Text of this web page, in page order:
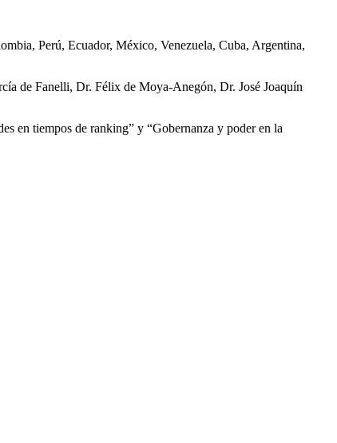
Perú, Ecuador, México, Venezuela, Cuba, Argentina,
de Fanelli, Dr. Félix de Moya-Anegón, Dr. José Joaquín
en tiempos de ranking” y “Gobernanza y poder en la